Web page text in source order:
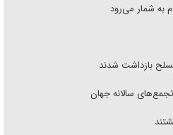
به شمار می‌رود
سالانه جهان